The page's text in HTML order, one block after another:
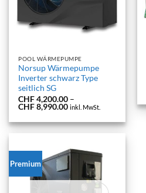
POOL WÄRMEPUMPE
Norsup Wärmepumpe
Inverter schwarz Type
seitlich SG
CHF4,200.00 –
CHF8,990.00Preisspanne:
bis
CHF 8,990.00
inkl. MwSt.
Premium